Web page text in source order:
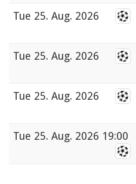
Tue 25. Aug. 2026
Tue 25. Aug. 2026
Tue 25. Aug. 2026
Tue 25. Aug. 2026 19:00